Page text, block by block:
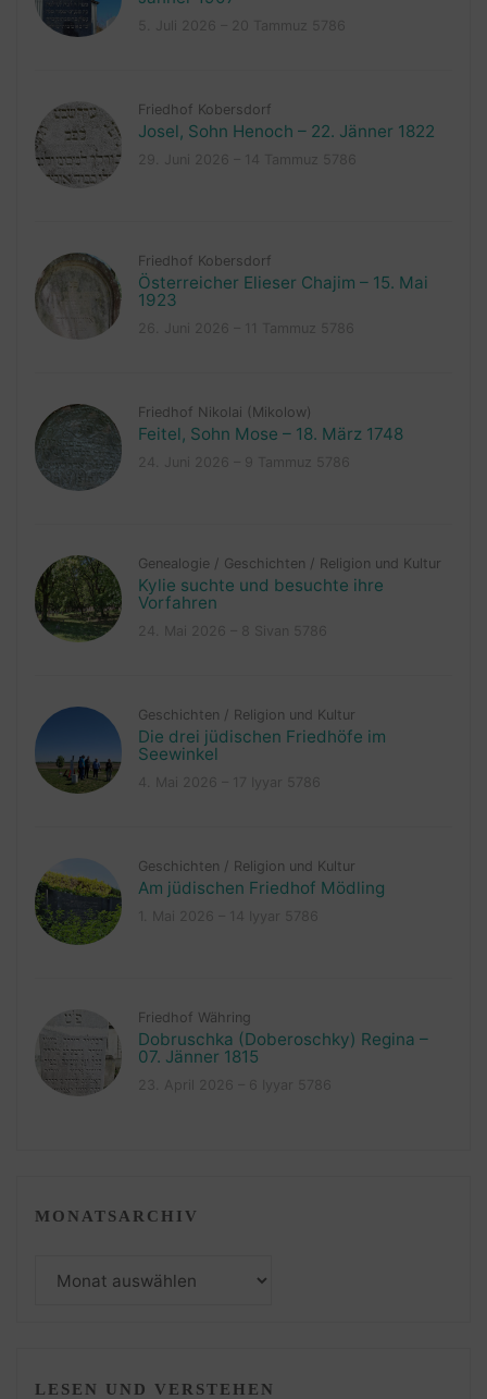
Friedhof Kobersdorf
Josel, Sohn Henoch – 22. Jänner 1822
Friedhof Kobersdorf
Österreicher Elieser Chajim – 15. Mai
1923
Friedhof Nikolai (Mikolow)
Feitel, Sohn Mose – 18. März 1748
Genealogie / Geschichten / Religion und Kultur
Kylie suchte und besuchte ihre
Vorfahren
Geschichten / Religion und Kultur
Die drei jüdischen Friedhöfe im
Seewinkel
Geschichten / Religion und Kultur
Am jüdischen Friedhof Mödling
Friedhof Währing
Dobruschka (Doberoschky) Regina –
07. Jänner 1815
MONATSARCHIV
LESEN UND VERSTEHEN